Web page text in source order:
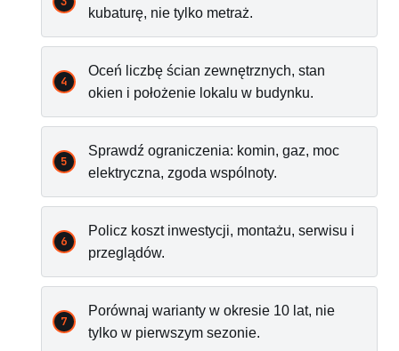
kubaturę, nie tylko metraż.
Oceń liczbę ścian zewnętrznych, stan
okien i położenie lokalu w budynku.
Sprawdź ograniczenia: komin, gaz, moc
elektryczna, zgoda wspólnoty.
Policz koszt inwestycji, montażu, serwisu i
przeglądów.
Porównaj warianty w okresie 10 lat, nie
tylko w pierwszym sezonie.